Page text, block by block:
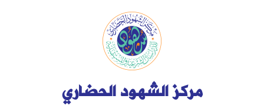
مركز الشهود الحضاري